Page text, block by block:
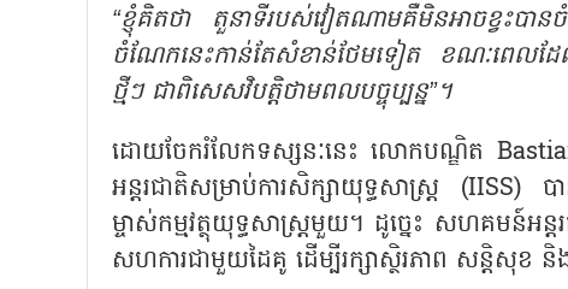
“ខ្ញុំគិតថា តួនាទីរបស់វៀតណាមគឺមិនអាចខ្វះប
ចំណែកនេះកាន់តែសំខាន់ថែមទៀត ខណៈពេលដ
ថ្មីៗ ជាពិសេសវិបត្តិថាមពលបច្ចុប្បន្ន”។
ដោយចែករំលែកទស្សនៈនេះ លោកបណ្ឌិត
អន្តរជាតិសម្រាប់ការសិក្សាយុទ្ធសាស្ត្រ (IISS)
ម្ចាស់កម្មវត្ថុយុទ្ធសាស្ត្រមួយ។ ដូច្នេះ សហគមន៍
សហការជាមួយដៃគូ ដើម្បីរក្សាស្ថិរភាព សន្តិសុ